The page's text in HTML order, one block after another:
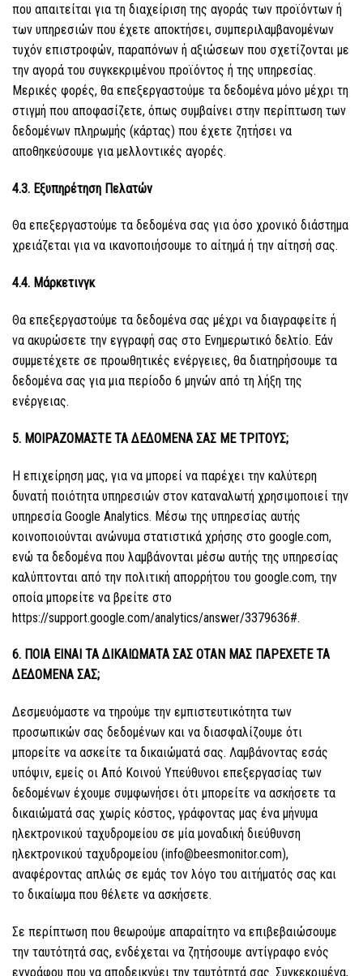
που απαιτείται για τη διαχείριση της αγοράς των προϊόντων ή
των υπηρεσιών που έχετε αποκτήσει, συμπεριλαμβανομένων
τυχόν επιστροφών, παραπόνων ή αξιώσεων που σχετίζονται με
την αγορά του συγκεκριμένου προϊόντος ή της υπηρεσίας.
Μερικές φορές, θα επεξεργαστούμε τα δεδομένα μόνο μέχρι τη
στιγμή που αποφασίζετε, όπως συμβαίνει στην περίπτωση των
δεδομένων πληρωμής (κάρτας) που έχετε ζητήσει να
αποθηκεύσουμε για μελλοντικές αγορές.
4.3. Εξυπηρέτηση Πελατών
Θα επεξεργαστούμε τα δεδομένα σας για όσο χρονικό διάστημα
χρειάζεται για να ικανοποιήσουμε το αίτημά ή την αίτησή σας.
4.4. Μάρκετινγκ
Θα επεξεργαστούμε τα δεδομένα σας μέχρι να διαγραφείτε ή
να ακυρώσετε την εγγραφή σας στο Ενημερωτικό δελτίο. Εάν
συμμετέχετε σε προωθητικές ενέργειες, θα διατηρήσουμε τα
δεδομένα σας για μια περίοδο 6 μηνών από τη λήξη της
ενέργειας.
5. ΜΟΙΡΑΖΟΜΑΣΤΕ ΤΑ ΔΕΔΟΜΕΝΑ ΣΑΣ ΜΕ ΤΡΙΤΟΥΣ;
Η επιχείρηση μας, για να μπορεί να παρέχει την καλύτερη
δυνατή ποιότητα υπηρεσιών στον καταναλωτή χρησιμοποιεί την
υπηρεσία Google Analytics. Μέσω της υπηρεσίας αυτής
κοινοποιούνται ανώνυμα στατιστικά χρήσης στο google.com,
ενώ τα δεδομένα που λαμβάνονται μέσω αυτής της υπηρεσίας
καλύπτονται από την πολιτική απορρήτου του google.com, την
οποία μπορείτε να βρείτε στο
https://support.google.com/analytics/answer/3379636#.
6. ΠΟΙΑ ΕΙΝΑΙ ΤΑ ΔΙΚΑΙΩΜΑΤΑ ΣΑΣ ΟΤΑΝ ΜΑΣ ΠΑΡΕΧΕΤΕ ΤΑ
ΔΕΔΟΜΕΝΑ ΣΑΣ;
Δεσμευόμαστε να τηρούμε την εμπιστευτικότητα των
προσωπικών σας δεδομένων και να διασφαλίζουμε ότι
μπορείτε να ασκείτε τα δικαιώματά σας. Λαμβάνοντας εσάς
υπόψιν, εμείς οι Από Κοινού Υπεύθυνοι επεξεργασίας των
δεδομένων έχουμε συμφωνήσει ότι μπορείτε να ασκήσετε τα
δικαιώματά σας χωρίς κόστος, γράφοντας μας ένα μήνυμα
ηλεκτρονικού ταχυδρομείου σε μία μοναδική διεύθυνση
ηλεκτρονικού ταχυδρομείου (info@beesmonitor.com),
αναφέροντας απλώς σε εμάς τον λόγο του αιτήματός σας και
το δικαίωμα που θέλετε να ασκήσετε.
Σε περίπτωση που θεωρούμε απαραίτητο να επιβεβαιώσουμε
την ταυτότητά σας, ενδέχεται να ζητήσουμε αντίγραφο ενός
εγγράφου που να αποδεικνύει την ταυτότητά σας. Συγκεκριμένα,